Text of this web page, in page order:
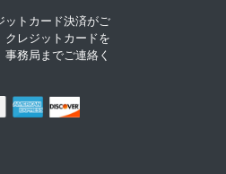
ットカード決済がご
クレジットカードを
務局までご連絡く